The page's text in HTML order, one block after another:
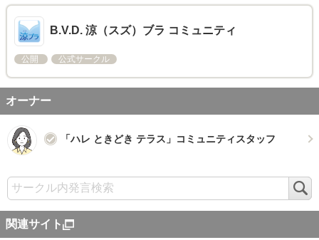
B.V.D. 涼（スズ）ブラ コミュニティ
公開 公式サークル
オーナー
「ハレ ときどき テラス」コミュニティスタッフ
索
関連サイト